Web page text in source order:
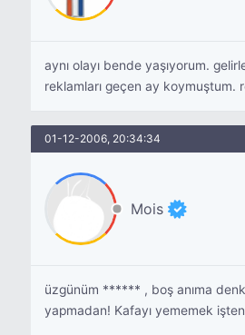
aynı olayı bende yaşıyorum.
reklamları geçen ay koymuştum.
01-12-2006, 20:34:34
Mois
üzgünüm ****** , boş anıma
yapmadan! Kafayı yememek